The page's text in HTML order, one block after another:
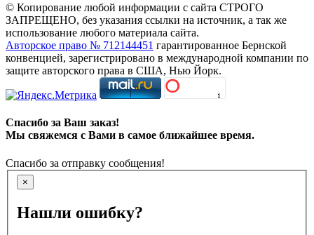
© Копирование любой информации с сайта СТРОГО
ЗАПРЕЩЕНО, без указания ссылки на источник, а так же
использование любого материала сайта.
Авторское право № 712144451 гарантированное Бернской
конвенцией, зарегистрировано в международной компании по
защите авторского права в США, Нью Йорк.
Спасибо за Ваш заказ!
Мы свяжемся с Вами в самое ближайшее время.
Спасибо за отправку сообщения!
×
Нашли ошибку?